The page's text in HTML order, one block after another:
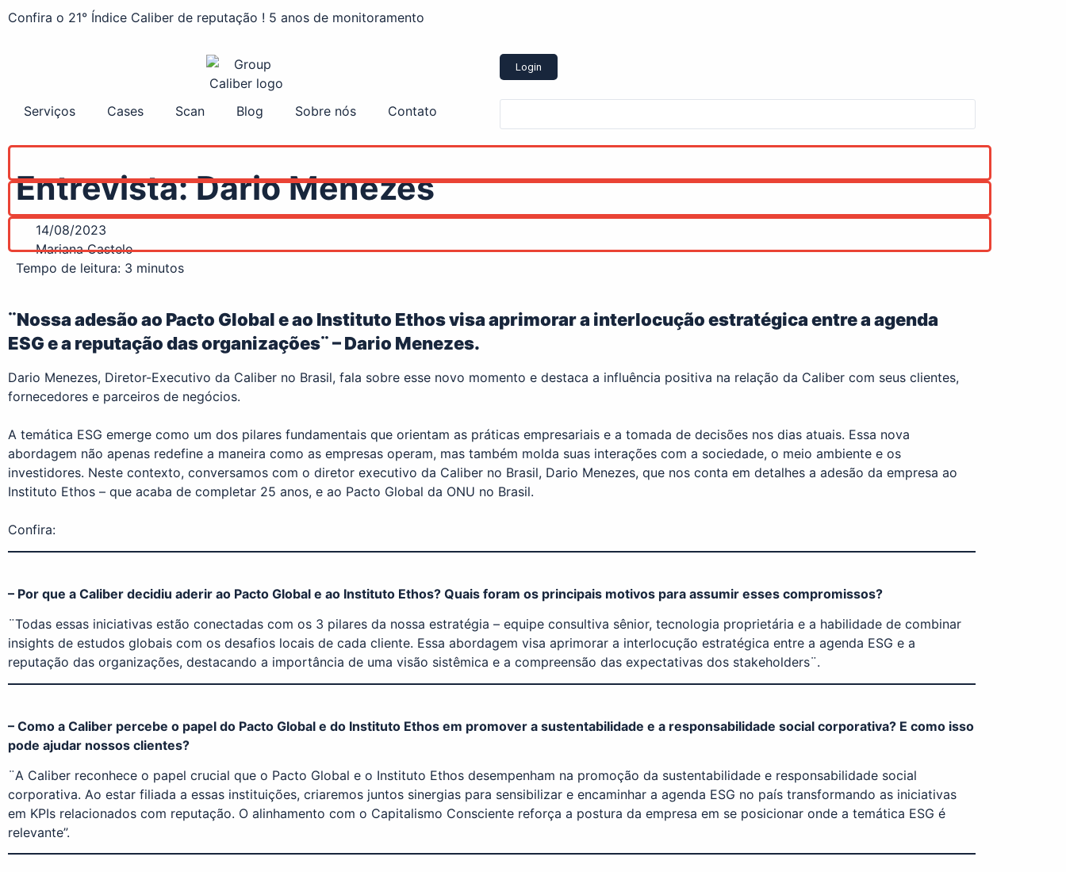
Confira o 21° Índice Caliber de reputação ! 5 anos de monitoramento
Serviços Cases Scan Blog Sobre nós Contato
Login
Entrevista: Dario Menezes
14/08/2023
Mariana Castelo
Tempo de leitura: 3 minutos
¨Nossa adesão ao Pacto Global e ao Instituto Ethos visa aprimorar a interlocução estratégica entre a agenda
ESG e a reputação das organizações¨ – Dario Menezes.
Dario Menezes, Diretor-Executivo da Caliber no Brasil, fala sobre esse novo momento e destaca a influência positiva na relação da Caliber com seus clientes,
fornecedores e parceiros de negócios.
A temática ESG emerge como um dos pilares fundamentais que orientam as práticas empresariais e a tomada de decisões nos dias atuais. Essa nova
abordagem não apenas redefine a maneira como as empresas operam, mas também molda suas interações com a sociedade, o meio ambiente e os
investidores. Neste contexto, conversamos com o diretor executivo da Caliber no Brasil, Dario Menezes, que nos conta em detalhes a adesão da empresa ao
Instituto Ethos – que acaba de completar 25 anos, e ao Pacto Global da ONU no Brasil.
Confira:
– Por que a Caliber decidiu aderir ao Pacto Global e ao Instituto Ethos? Quais foram os principais motivos para assumir esses compromissos?
¨Todas essas iniciativas estão conectadas com os 3 pilares da nossa estratégia – equipe consultiva sênior, tecnologia proprietária e a habilidade de combinar
insights de estudos globais com os desafios locais de cada cliente. Essa abordagem visa aprimorar a interlocução estratégica entre a agenda ESG e a
reputação das organizações, destacando a importância de uma visão sistêmica e a compreensão das expectativas dos stakeholders¨.
– Como a Caliber percebe o papel do Pacto Global e do Instituto Ethos em promover a sustentabilidade e a responsabilidade social corporativa? E como isso
pode ajudar nossos clientes?
¨A Caliber reconhece o papel crucial que o Pacto Global e o Instituto Ethos desempenham na promoção da sustentabilidade e responsabilidade social
corporativa. Ao estar filiada a essas instituições, criaremos juntos sinergias para sensibilizar e encaminhar a agenda ESG no país transformando as iniciativas
em KPIs relacionados com reputação. O alinhamento com o Capitalismo Consciente reforça a postura da empresa em se posicionar onde a temática ESG é
relevante”.